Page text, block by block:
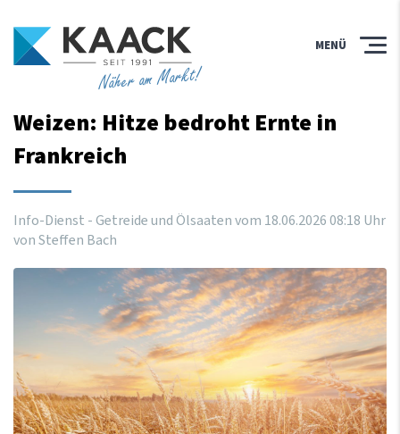
Näher am Markt!
MENÜ
Weizen: Hitze bedroht Ernte in
Frankreich
Info-Dienst - Getreide und Ölsaaten vom 18.06.202608:18 Uhr
von Steffen Bach